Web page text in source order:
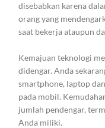
disebabkan karena
orang yang
saat bekerja ataupun
Kemajuan teknologi
didengar. Anda
smartphone, laptop
pada mobil.
jumlah pendengar,
Anda miliki.